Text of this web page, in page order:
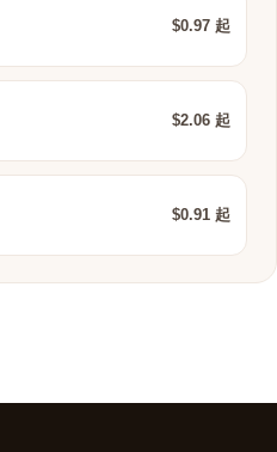
$0.97 起
$2.06 起
$0.91 起